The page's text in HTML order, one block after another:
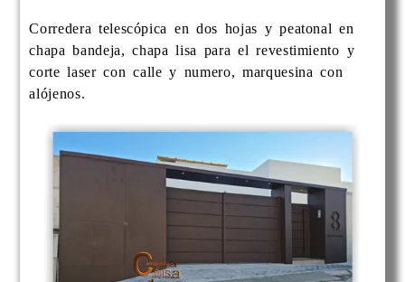
Corredera telescópica en dos hojas y peatonal en
chapa bandeja, chapa lisa para el revestimiento y
corte laser con calle y numero, marquesina con
alójenos.